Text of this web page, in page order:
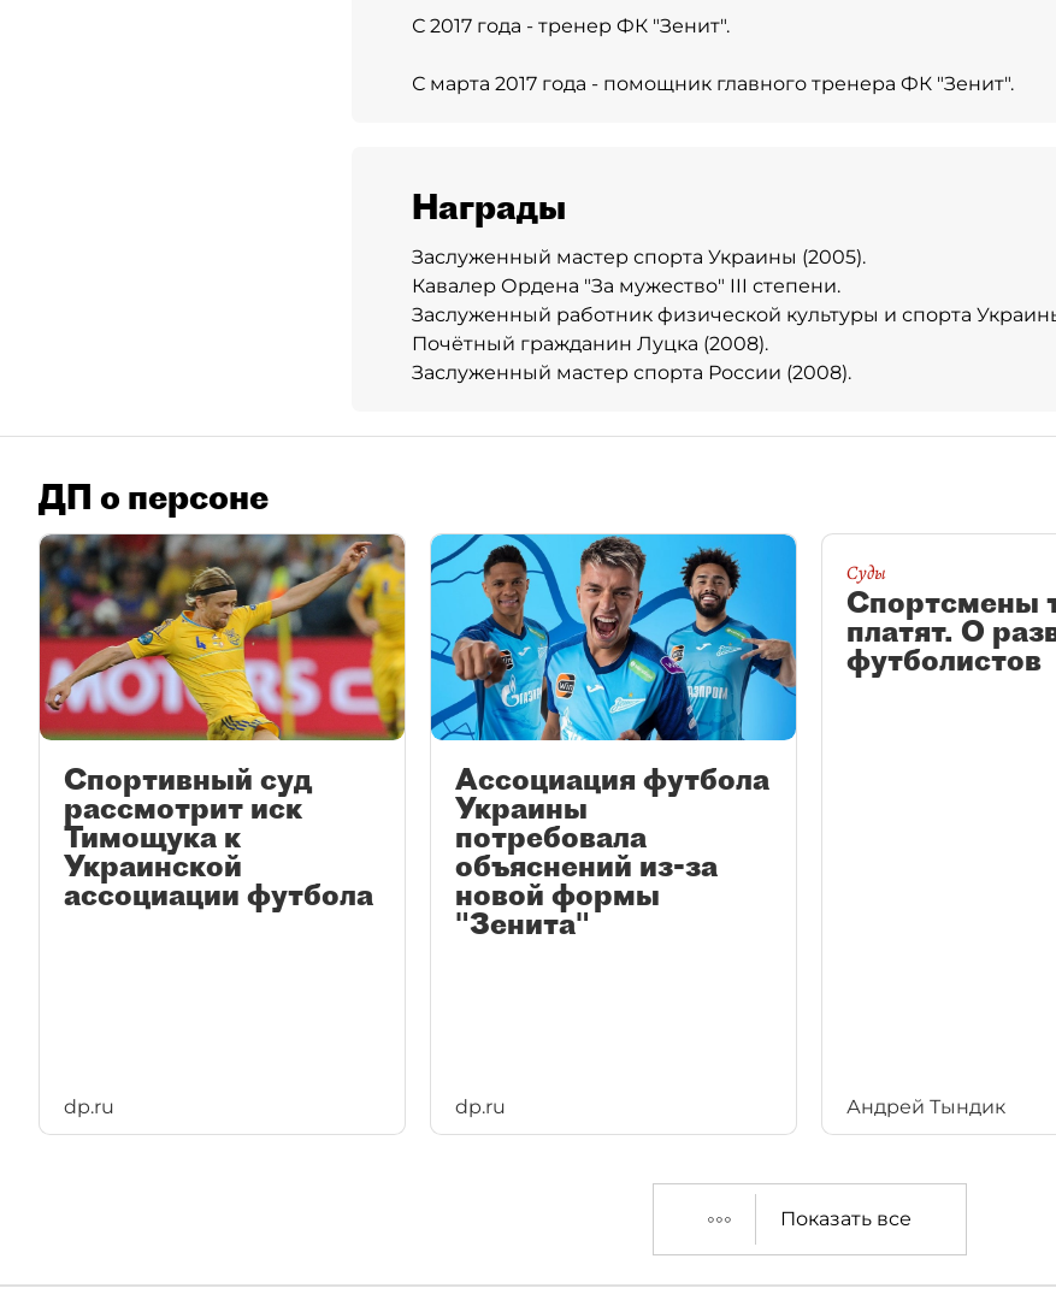
С 2017 года - тренер ФК "Зенит".
С марта 2017 года - помощник главного тренера ФК "Зенит".
Награды
Заслуженный мастер спорта Украины (2005).
Кавалер Ордена "За мужество" III степени.
Заслуженный работник физической культуры и спорта
Почётный гражданин Луцка (2008).
Заслуженный мастер спорта России (2008).
ДП о персоне
Спортивный суд
рассмотрит иск
Тимощука к
Украинской
ассоциации футбола
dp.ru
Ассоциация футбола
Украины
потребовала
объяснений из-за
новой формы
"Зенита"
dp.ru
Суды
Спортсмены
платят. О
футболистов
Андрей Тындик
Показать все